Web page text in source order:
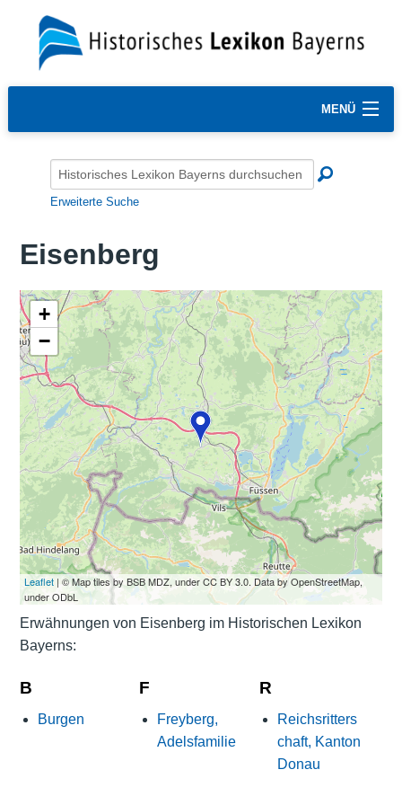
MENÜ
Erweiterte Suche
Eisenberg
+
−
Leaflet| © Map tiles by BSB MDZ, under CC BY 3.0. Data by OpenStreetMap,
under ODbL
Erwähnungen von Eisenberg im Historischen Lexikon
Bayerns:
B
Burgen
F
Freyberg,
Adelsfamilie
R
Reichsritters
chaft, Kanton
Donau